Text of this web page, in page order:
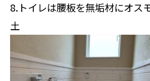
8.トイレは腰板を無垢材にオス
土